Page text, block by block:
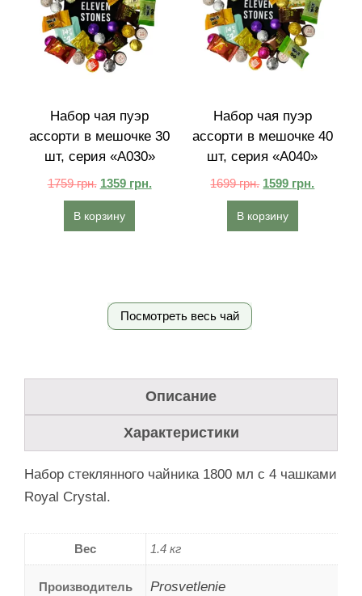
Набор чая пуэр
ассорти в мешочке 30
шт, серия «A030»
1759грн. 1359 грн.
В корзину
Набор чая пуэр
ассорти в мешочке 40
шт, серия «A040»
1699грн. 1599 грн.
В корзину
Посмотреть весь чай
Описание
Характеристики
Набор стеклянного чайника 1800 мл с 4 чашками
Royal Crystal.
Вес 1.4 кг
Производитель Prosvetlenie